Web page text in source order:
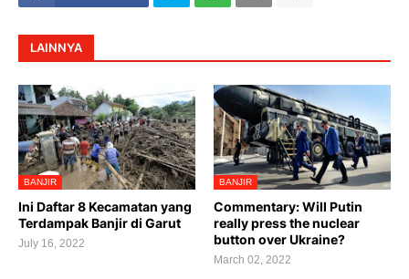
LAINNYA
BANJIR
Ini Daftar 8 Kecamatan yang
Terdampak Banjir di Garut
July 16, 2022
BANJIR
Commentary: Will Putin
really press the nuclear
button over Ukraine?
March 02, 2022